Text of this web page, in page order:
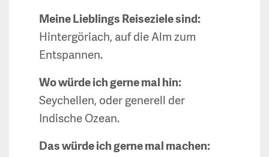
Meine Lieblings Reiseziele sind:
Hintergöriach, auf die Alm zum
Entspannen.
Wo würde ich gerne mal hin:
Seychellen, oder generell der
Indische Ozean.
Das würde ich gerne mal machen: